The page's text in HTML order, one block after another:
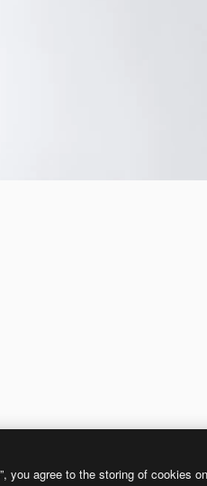
you agree to the storing of cookies